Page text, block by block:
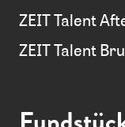
ZEIT Talent
ZEIT Talent